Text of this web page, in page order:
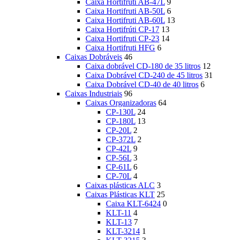
Caixa Hortifruti AB-47L 9
Caixa Hortifruti AB-50L 6
Caixa Hortifruti AB-60L 13
Caixa Hortifrúti CP-17 13
Caixa Hortifruti CP-23 14
Caixa Hortifruti HFG 6
Caixas Dobráveis 46
Caixa dobrável CD-180 de 35 litros 12
Caixa Dobrável CD-240 de 45 litros 31
Caixa Dobrável CD-40 de 40 litros 6
Caixas Industriais 96
Caixas Organizadoras 64
CP-130L 24
CP-180L 13
CP-20L 2
CP-372L 2
CP-42L 9
CP-56L 3
CP-61L 6
CP-70L 4
Caixas plásticas ALC 3
Caixas Plásticas KLT 25
Caixa KLT-6424 0
KLT-11 4
KLT-13 7
KLT-3214 1